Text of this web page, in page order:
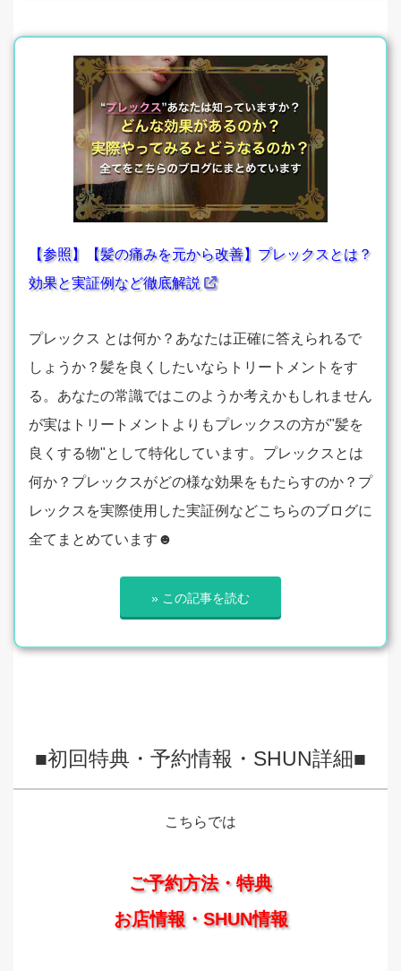
【参照】【髪の痛みを元から改善】プレックスとは？
効果と実証例など徹底解説
プレックス とは何か？あなたは正確に答えられるで
しょうか？髪を良くしたいならトリートメントをす
る。あなたの常識ではこのようか考えかもしれません
が実はトリートメントよりもプレックスの方が"髪を
良くする物"として特化しています。プレックスとは
何か？プレックスがどの様な効果をもたらすのか？プ
レックスを実際使用した実証例などこちらのブログに
全てまとめています☻
» この記事を読む
■初回特典・予約情報・SHUN詳細■
こちらでは
ご予約方法・特典
お店情報・SHUN情報